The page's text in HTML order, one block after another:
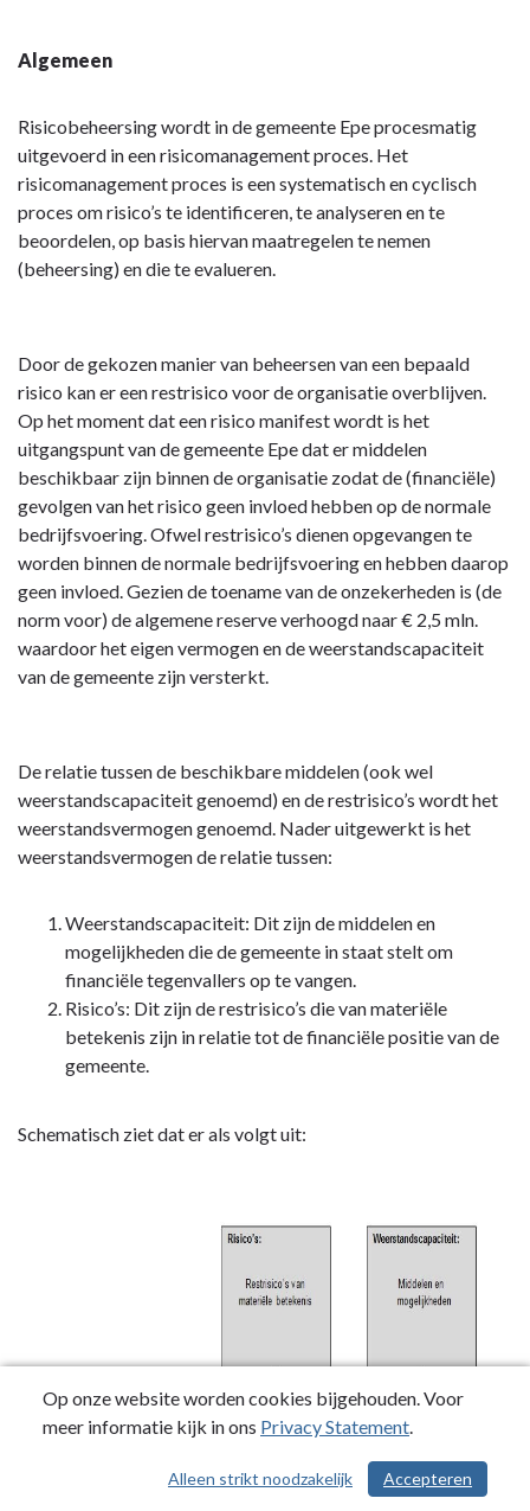
Algemeen
Risicobeheersing wordt in de gemeente Epe procesmatig
uitgevoerd in een risicomanagement proces. Het
risicomanagement proces is een systematisch en cyclisch
proces om risico’s te identificeren, te analyseren en te
beoordelen, op basis hiervan maatregelen te nemen
(beheersing) en die te evalueren.
Door de gekozen manier van beheersen van een bepaald
risico kan er een restrisico voor de organisatie overblijven.
Op het moment dat een risico manifest wordt is het
uitgangspunt van de gemeente Epe dat er middelen
beschikbaar zijn binnen de organisatie zodat de (financiële)
gevolgen van het risico geen invloed hebben op de normale
bedrijfsvoering. Ofwel restrisico’s dienen opgevangen te
worden binnen de normale bedrijfsvoering en hebben daarop
geen invloed. Gezien de toename van de onzekerheden is (de
norm voor) de algemene reserve verhoogd naar € 2,5 mln.
waardoor het eigen vermogen en de weerstandscapaciteit
van de gemeente zijn versterkt.
De relatie tussen de beschikbare middelen (ook wel
weerstandscapaciteit genoemd) en de restrisico’s wordt het
weerstandsvermogen genoemd. Nader uitgewerkt is het
weerstandsvermogen de relatie tussen:
Weerstandscapaciteit: Dit zijn de middelen en
mogelijkheden die de gemeente in staat stelt om
financiële tegenvallers op te vangen.
Risico’s: Dit zijn de restrisico’s die van materiële
betekenis zijn in relatie tot de financiële positie van de
gemeente.
Schematisch ziet dat er als volgt uit:
/ 247
Op onze website worden cookies bijgehouden. Voor
meer informatie kijk in ons Privacy Statement.
Accepteren
Alleen strikt noodzakelijk